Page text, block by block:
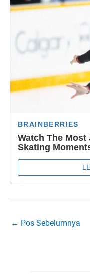
← Pos Sebelumnya